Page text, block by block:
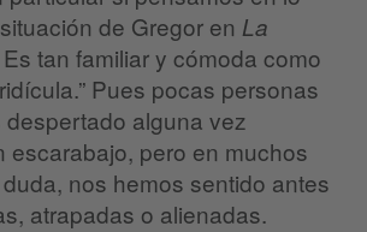
de Gregor en La
tan familiar y cómoda como
Pues pocas personas
alguna vez
escarabajo, pero en muchos
nos hemos sentido antes
atrapadas o alienadas.